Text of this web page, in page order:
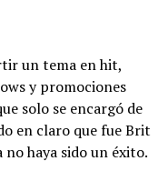
un tema en hit,
y promociones
solo se encargó de
en claro que fue Brit
haya sido un éxito.